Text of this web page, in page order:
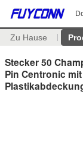
Zu Hause
Stecker 50
Pin Centronic